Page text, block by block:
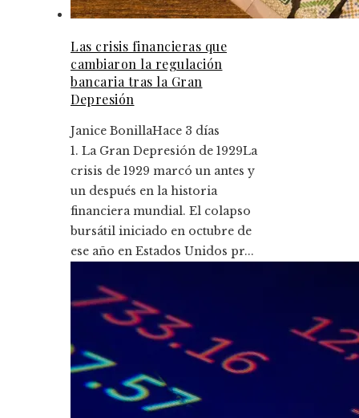
Las crisis financieras que
cambiaron la regulación
bancaria tras la Gran
Depresión
Janice BonillaHace 3 días
1. La Gran Depresión de 1929La
crisis de 1929 marcó un antes y
un después en la historia
financiera mundial. El colapso
bursátil iniciado en octubre de
ese año en Estados Unidos pr...